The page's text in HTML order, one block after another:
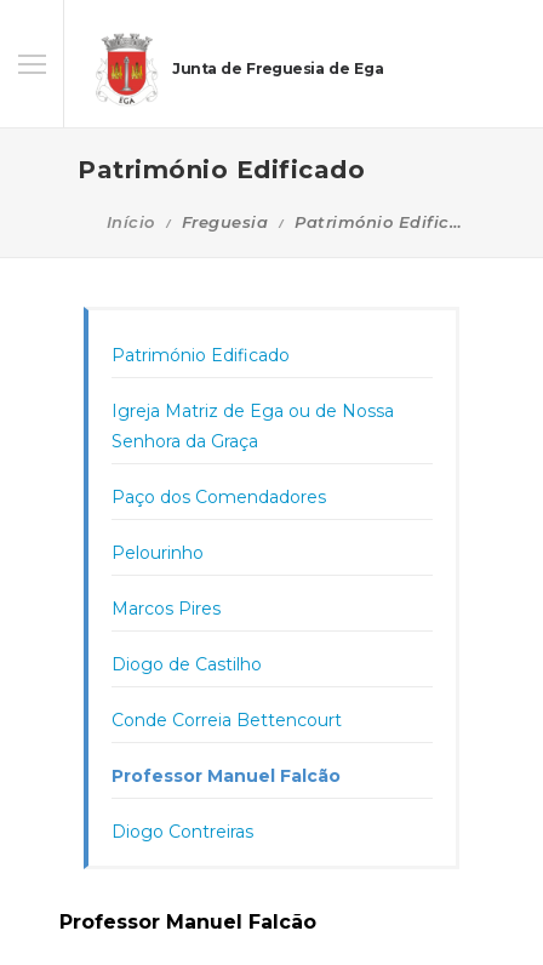
Junta de Freguesia de Ega
Património Edificado
Início Freguesia Património Edificado
Património Edificado
Igreja Matriz de Ega ou de Nossa
Senhora da Graça
Paço dos Comendadores
Pelourinho
Marcos Pires
Diogo de Castilho
Conde Correia Bettencourt
Professor Manuel Falcão
Diogo Contreiras
Professor Manuel Falcão